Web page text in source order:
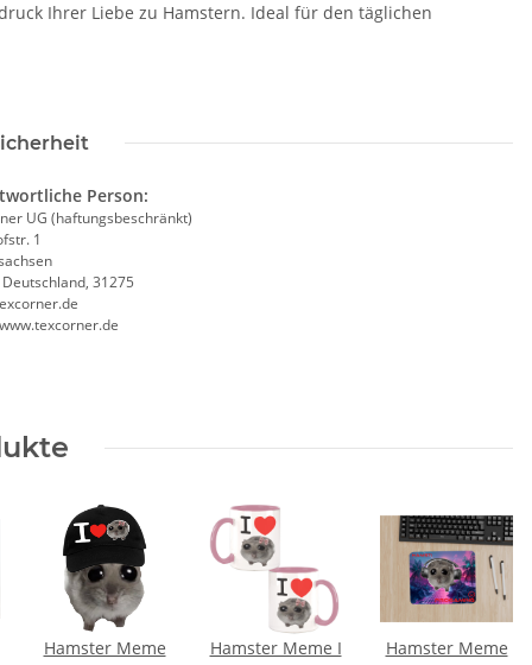
Ihrer Liebe zu Hamstern. Ideal für den täglichen
Person:
UG (haftungsbeschränkt)
1
31275
Hamster Meme
Hamster Meme I
Hamster Meme
auch mit